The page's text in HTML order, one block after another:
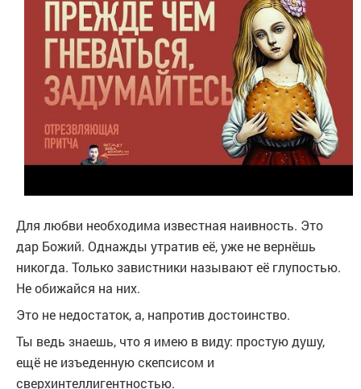
Для любви необходима известная наивность. Это
дар Божий. Однажды утратив её, уже не вернёшь
никогда. Только завистники называют её глупостью.
Не обижайся на них.
Это не недостаток, а, напротив достоинство.
Ты ведь знаешь, что я имею в виду: простую душу,
ещё не изъеденную скепсисом и
сверхинтеллигентностью.